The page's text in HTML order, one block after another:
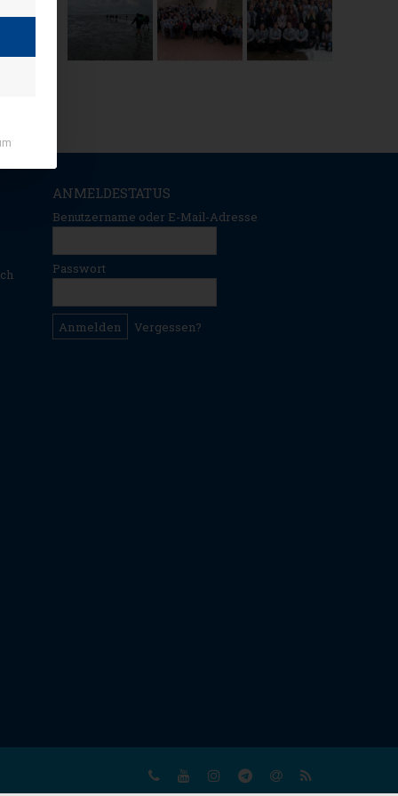
ANMELDESTATUS
Benutzername oder E-Mail-Adresse
Passwort
Vergessen?